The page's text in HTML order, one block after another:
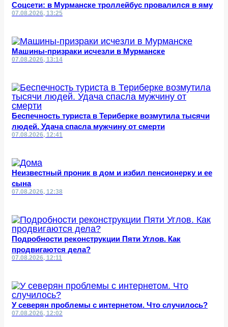
Соцсети: в Мурманске троллейбус провалился в яму
07.08.2026, 13:25
Машины-призраки исчезли в Мурманске
07.08.2026, 13:14
Беспечность туриста в Териберке возмутила тысячи
людей. Удача спасла мужчину от смерти
07.08.2026, 12:41
Неизвестный проник в дом и избил пенсионерку и ее
сына
07.08.2026, 12:38
Подробности реконструкции Пяти Углов. Как
продвигаются дела?
07.08.2026, 12:11
У северян проблемы с интернетом. Что случилось?
07.08.2026, 12:02